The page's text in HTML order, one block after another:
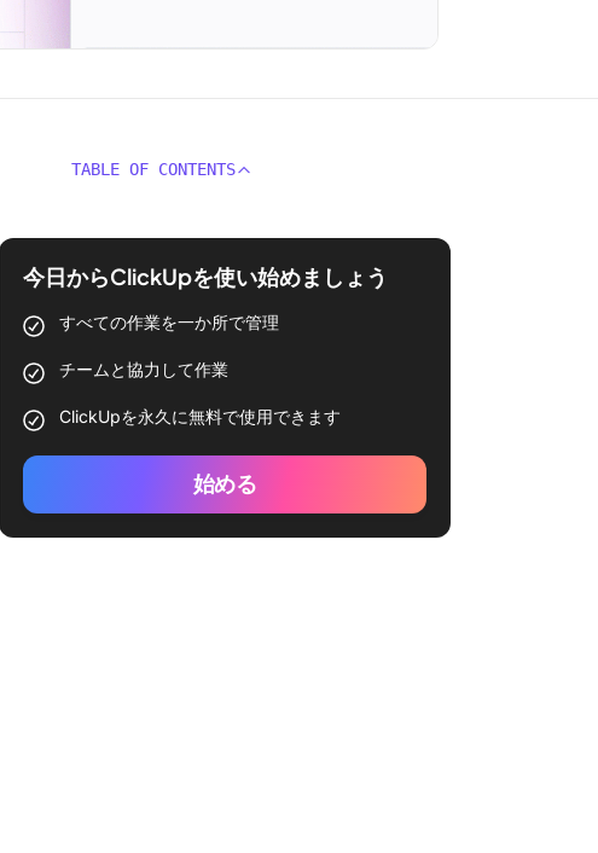
TABLE OF CONTENTS
今日からClickUpを使い始めましょう
すべての作業を一か所で管理
チームと協力して作業
ClickUpを永久に無料で使用できます
始める